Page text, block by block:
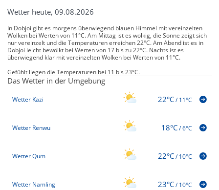
Wetter heute, 09.08.2026
In Dobjoi gibt es morgens überwiegend blauen Himmel mit vereinzelten
Wolken bei Werten von 11°C. Am Mittag ist es wolkig, die Sonne zeigt sich
nur vereinzelt und die Temperaturen erreichen 22°C. Am Abend ist es in
Dobjoi leicht bewölkt bei Werten von 17 bis zu 22°C. Nachts ist es
überwiegend klar mit vereinzelten Wolken bei Werten von 11°C.
Gefühlt liegen die Temperaturen bei 11 bis 23°C.
Das Wetter in der Umgebung
Wetter Kazi 22°C/11°C
Wetter Renwu 18°C/6°C
Wetter Qum 22°C/10°C
Wetter Namling 23°C/10°C